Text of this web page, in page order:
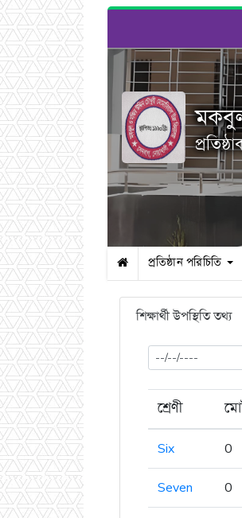
প্রতিষ্ঠান পরিচিতি
শিক্ষার্থী উপস্থিতি তথ্য
শ্রেণী
Six 0
Seven 0